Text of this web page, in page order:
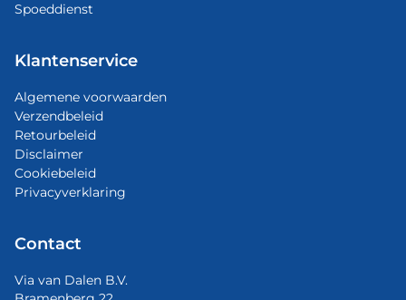
Spoeddienst
Klantenservice
Algemene voorwaarden
Verzendbeleid
Retourbeleid
Disclaimer
Cookiebeleid
Privacyverklaring
Contact
Via van Dalen B.V.